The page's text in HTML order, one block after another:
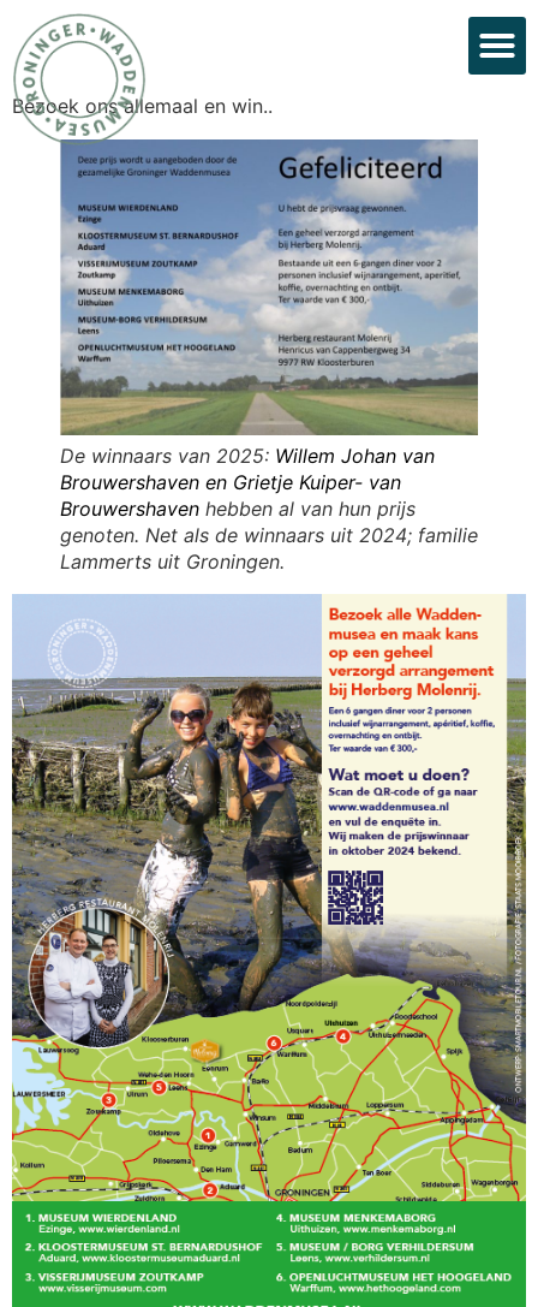
Bezoek ons allemaal en win..
De winnaars van 2025: Willem Johan van
Brouwershaven en Grietje Kuiper- van
Brouwershaven hebben al van hun prijs
genoten. Net als de winnaars uit 2024; familie
Lammerts uit Groningen.